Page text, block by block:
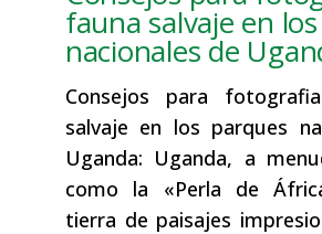
fauna salvaje en
nacionales de
Consejos para
salvaje en los parques
Uganda: Uganda, a
como la «Perla de
tierra de paisajes